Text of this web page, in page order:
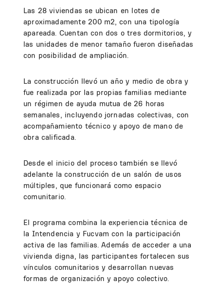
Las 28 viviendas se ubican en lotes de
aproximadamente 200 m2, con una tipología
apareada. Cuentan con dos o tres dormitorios, y
las unidades de menor tamaño fueron diseñadas
con posibilidad de ampliación.
La construcción llevó un año y medio de obra y
fue realizada por las propias familias mediante
un régimen de ayuda mutua de 26 horas
semanales, incluyendo jornadas colectivas, con
acompañamiento técnico y apoyo de mano de
obra calificada.
Desde el inicio del proceso también se llevó
adelante la construcción de un salón de usos
múltiples, que funcionará como espacio
comunitario.
El programa combina la experiencia técnica de
la Intendencia y Fucvam con la participación
activa de las familias. Además de acceder a una
vivienda digna, las participantes fortalecen sus
vínculos comunitarios y desarrollan nuevas
formas de organización y apoyo colectivo.